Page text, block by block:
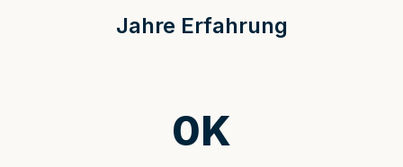
Jahre Erfahrung
0K